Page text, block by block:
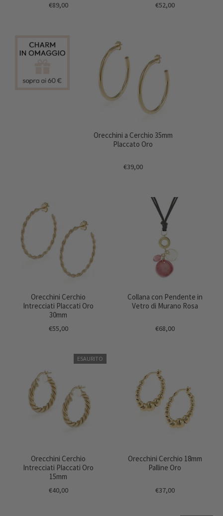
€89,00 €52,00
Orecchini a Cerchio 35mm
Placcato Oro
€39,00
Orecchini Cerchio
Intrecciati Placcati Oro
30mm
€55,00
Collana con Pendente in
Vetro di Murano Rosa
€68,00
ESAURITO
Orecchini Cerchio
Intrecciati Placcati Oro
15mm
€40,00
Orecchini Cerchio 18mm
Palline Oro
€37,00